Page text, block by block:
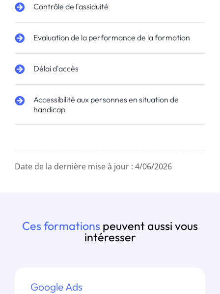
Contrôle de l'assiduité
Evaluation de la performance de la formation
Délai d'accès
Accessibilité aux personnes en situation de
handicap
Date de la dernière mise à jour : 4/06/2026
Ces formations peuvent aussi vous
intéresser
Google Ads